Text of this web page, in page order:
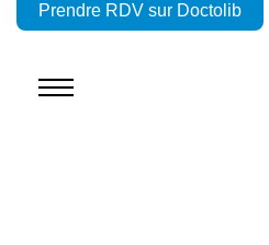
Prendre RDV sur Doctolib